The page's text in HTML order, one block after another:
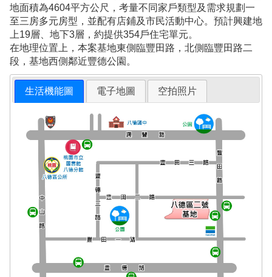
地面積為4604平方公尺，考量不同家戶類型及需求規劃一
至三房多元房型，並配有店鋪及市民活動中心。預計興建地
上19層、地下3層，約提供354戶住宅單元。
在地理位置上，本案基地東側臨豐田路，北側臨豐田路二
段，基地西側鄰近豐德公園。
生活機能圖 電子地圖 空拍照片